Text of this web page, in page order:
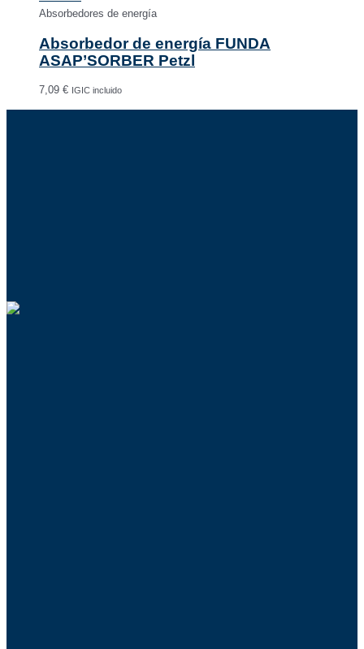
Absorbedores de energía
Absorbedor de energía FUNDA
ASAP’SORBER Petzl
7,09 € IGIC incluido